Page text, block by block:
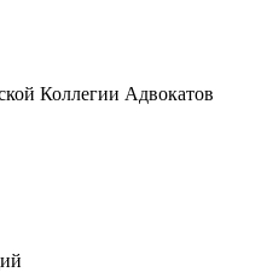
Коллегии Адвокатов